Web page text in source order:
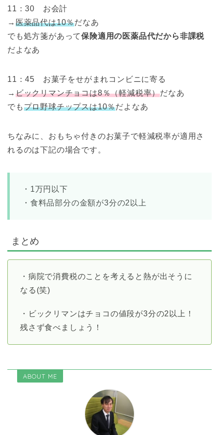
11：30 お会計
→ 医薬品代は10％だなあ
でも処方箋があって保険適用の医薬品代だから非課税
だよなあ
11：45 お菓子をせがまれコンビニに寄る
→ ビックリマンチョコは8％（軽減税率）だなあ
でもプロ野球チップスは10％だよなあ
ちなみに、おもちゃ付きのお菓子で軽減税率が適用さ
れるのは下記の場合です。
・1万円以下
・食料品部分の金額が3分の2以上
まとめ
・病院で消費税のことを考えると熱が出そうに
なる(笑)
・ビックリマンはチョコの値段が3分の2以上！
残さず食べましょう！
ABOUT ME